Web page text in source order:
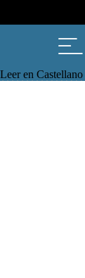
Leer en Castellano